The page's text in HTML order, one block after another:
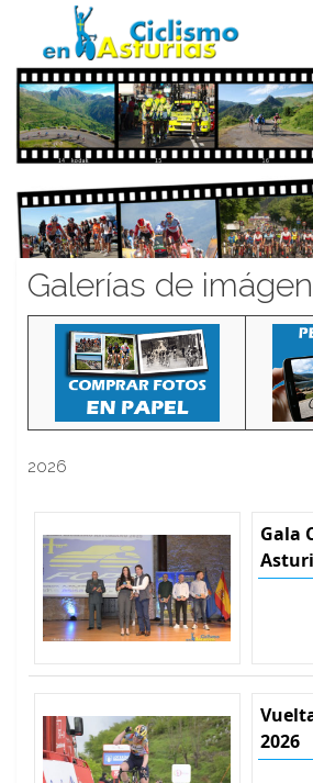
CICLISMO EN ASTURIAS
Galerías de
2026
Gala
2026